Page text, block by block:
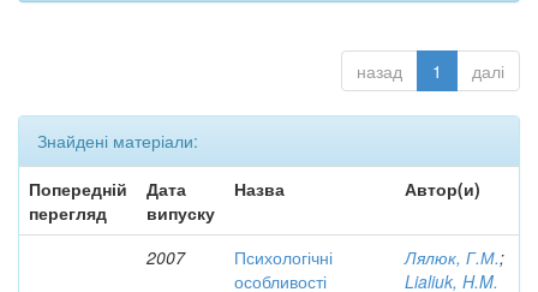
назад 1 далі
Знайдені матеріали:
Попередній
перегляд
Дата
випуску
Назва Автор(и)
2007
Психологічні
особливості
Лялюк, Г.М.;
Lialiuk, H.M.